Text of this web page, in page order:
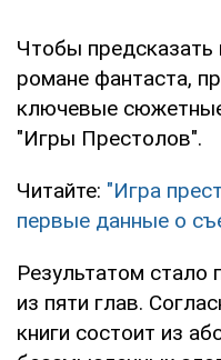
Чтобы
романе фантаста,
ключевые
"Игры Престолов".
Читайте: "Игра
первые данные о
Результатом стало
из пяти глав.
книги состоит из